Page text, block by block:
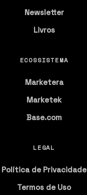
Newsletter
Livros
ECOSSISTEMA
Marketera
Marketek
Base.com
LEGAL
Política de Privacidade
Termos de Uso